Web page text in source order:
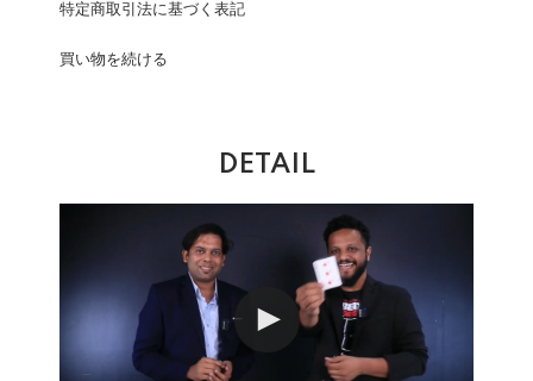
特定商取引法に基づく表記
買い物を続ける
DETAIL